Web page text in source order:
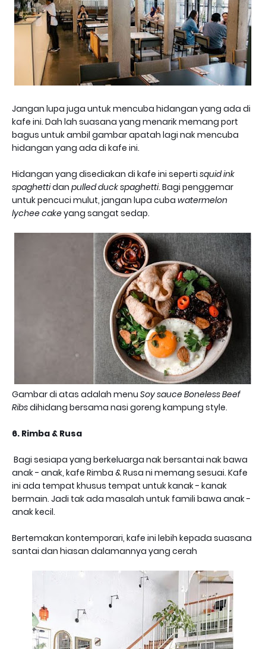
Jangan lupa juga untuk mencuba hidangan yang ada di
kafe ini. Dah lah suasana yang menarik memang port
bagus untuk ambil gambar apatah lagi nak mencuba
hidangan yang ada di kafe ini.
Hidangan yang disediakan di kafe ini seperti squid ink
spaghettidan pulled duck spaghetti. Bagi penggemar
untuk pencuci mulut, jangan lupa cuba watermelon
lychee cakeyang sangat sedap.
Gambar di atas adalah menu Soy sauce Boneless Beef
Ribsdihidang bersama nasi goreng kampung style.
6. Rimba & Rusa
Bagi sesiapa yang berkeluarga nak bersantai nak bawa
anak - anak, kafe Rimba & Rusa ni memang sesuai. Kafe
ini ada tempat khusus tempat untuk kanak - kanak
bermain. Jadi tak ada masalah untuk famili bawa anak -
anak kecil.
Bertemakan kontemporari, kafe ini lebih kepada suasana
santai dan hiasan dalamannya yang cerah